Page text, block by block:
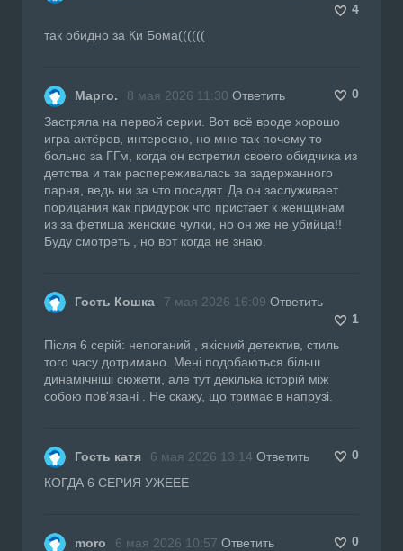
4
так обидно за Ки Бома((((((
Марго. 8 мая 2026 11:30 Ответить
0
Застряла на первой серии. Вот всё вроде хорошо
игра актёров, интересно, но мне так почему то
больно за ГГм, когда он встретил своего обидчика из
детства и так распереживалась за задержанного
парня, ведь ни за что посадят. Да он заслуживает
порицания как придурок что пристает к женщинам
из за фетиша женские чулки, но он же не убийца!!
Буду смотреть , но вот когда не знаю.
Гость Кошка 7 мая 2026 16:09 Ответить
1
Після 6 серій: непоганий , якісний детектив, стиль
того часу дотримано. Мені подобаються більш
динамічніші сюжети, але тут декілька історій між
собою пов'язані . Не скажу, що тримає в напрузі.
Гость катя 6 мая 2026 13:14 Ответить
0
КОГДА 6 СЕРИЯ УЖЕЕЕ
moro 6 мая 2026 10:57 Ответить
0